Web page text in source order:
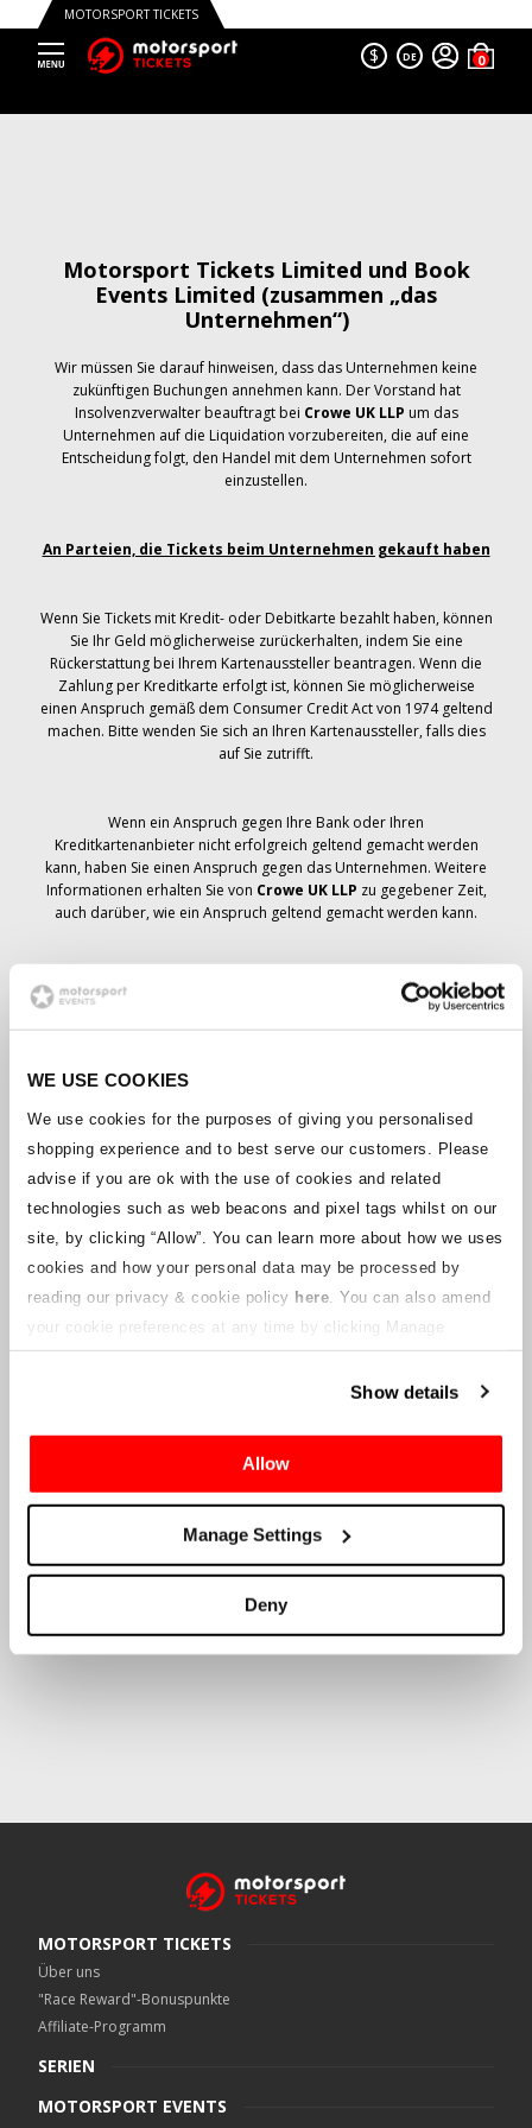
WE USE COOKIES
We use cookies for the purposes of giving you personalised
shopping experience and to best serve our customers. Please
advise if you are ok with the use of cookies and related
technologies such as web beacons and pixel tags whilst on our
site, by clicking “Allow”. You can learn more about how we uses
cookies and how your personal data may be processed by
reading our privacy & cookie policy here . You can also amend
your cookie preferences at any time by clicking Manage
Cookies in the footer of this site.
Show details
Allow
Manage Settings
Deny
MOTORSPORT TICKETS
$ DE
Motorsport Tickets Limited und Book
Events Limited (zusammen „das
Unternehmen“)
Wir müssen Sie darauf hinweisen, dass das Unternehmen keine
zukünftigen Buchungen annehmen kann. Der Vorstand hat
Insolvenzverwalter beauftragt bei Crowe UK LLP um das
Unternehmen auf die Liquidation vorzubereiten, die auf eine
Entscheidung folgt, den Handel mit dem Unternehmen sofort
einzustellen.
An Parteien, die Tickets beim Unternehmen gekauft haben
Wenn Sie Tickets mit Kredit- oder Debitkarte bezahlt haben, können
Sie Ihr Geld möglicherweise zurückerhalten, indem Sie eine
Rückerstattung bei Ihrem Kartenaussteller beantragen. Wenn die
Zahlung per Kreditkarte erfolgt ist, können Sie möglicherweise
einen Anspruch gemäß dem Consumer Credit Act von 1974 geltend
machen. Bitte wenden Sie sich an Ihren Kartenaussteller, falls dies
auf Sie zutrifft.
Wenn ein Anspruch gegen Ihre Bank oder Ihren
Kreditkartenanbieter nicht erfolgreich geltend gemacht werden
kann, haben Sie einen Anspruch gegen das Unternehmen. Weitere
Informationen erhalten Sie von Crowe UK LLP zu gegebener Zeit,
auch darüber, wie ein Anspruch geltend gemacht werden kann.
Sie haben eine Stornierungsmitteilung
bezüglich Ihrer Ticketbestellung erhalten, Ihre Buchung wurde nicht
storniert und es wird erwartet, dass Sie die von Ihnen bestellten
Unternehmens arbeitet mit den Lieferanten zusammen, um
Sollte sich der Status einzelner Buchungen ändern, wurden
Vorkehrungen getroffen, um Sie so schnell wie möglich zu
benachrichtigen. Zusätzliche Hinweise für Ticketinhaber werden auf
dieser Webseite veröffentlicht, sobald Informationen verfügbar
sind. Wir werden denjenigen mit gültigen Tickets auch eine neue E-
Mail-Adresse für den Kundenservice zur Verfügung stellen, die von
einem verbundenen Unternehmen verwaltet wird. Crowe U.K. LLP
kann keine Fragen zum Ticketvorgang und zum Zeitpunkt der
Liquidation zur Verfügung stellen, einschließlich Unterlagen
darüber, wie Sie eine Forderung gegen das Unternehmen geltend
machen können.
kann kontaktiert werden unter
motorsport.tickets@crowe.co.uk
MOTORSPORT TICKETS
Über uns
"Race Reward"-Bonuspunkte
Affiliate-Programm
SERIEN
MOTORSPORT EVENTS